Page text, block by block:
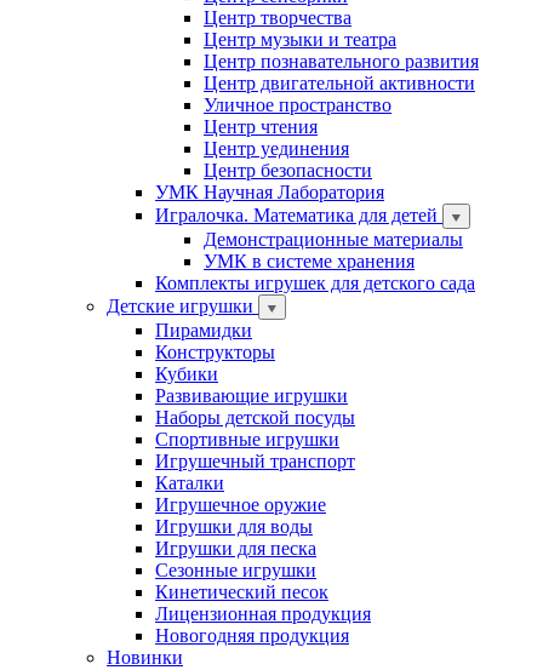
Центр творчества
Центр музыки и театра
Центр познавательного развития
Центр двигательной активности
Уличное пространство
Центр чтения
Центр уединения
Центр безопасности
УМК Научная Лаборатория
Игралочка. Математика для детей
Демонстрационные материалы
УМК в системе хранения
Комплекты игрушек для детского сада
Детские игрушки
Пирамидки
Конструкторы
Кубики
Развивающие игрушки
Наборы детской посуды
Спортивные игрушки
Игрушечный транспорт
Каталки
Игрушечное оружие
Игрушки для воды
Игрушки для песка
Сезонные игрушки
Кинетический песок
Лицензионная продукция
Новогодняя продукция
Новинки